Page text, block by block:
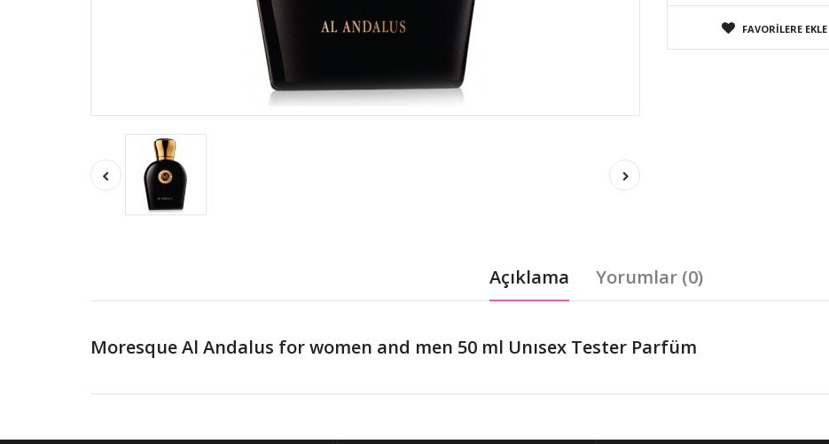
FAVORILERE EKLE
Açıklama Yorumlar (0)
Moresque Al Andalus for women and men 50 ml Unısex Tester Parfüm